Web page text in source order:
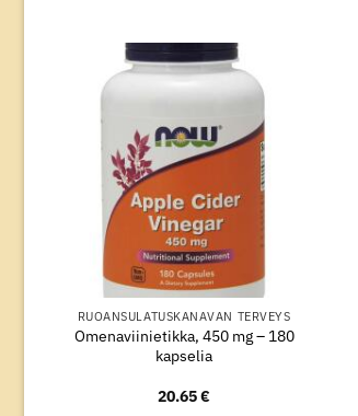
RUOANSULATUSKANAVAN TERVEYS
Omenaviinietikka, 450 mg – 180
kapselia
20.65€